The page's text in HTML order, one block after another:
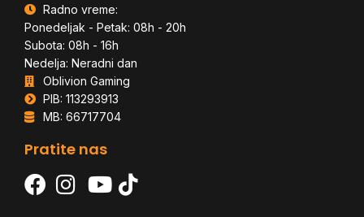
Radno vreme:
Ponedeljak - Petak: 08h - 20h
Subota: 08h - 16h
Nedelja: Neradni dan
Oblivion Gaming
PIB: 113293913
MB: 66717704
Pratite nas